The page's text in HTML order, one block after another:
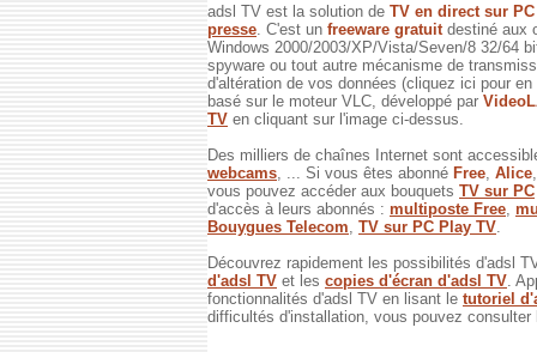
adsl TV est la solution de TV en direct sur
presse . C'est un freeware gratuit destiné aux
Windows 2000/2003/XP/Vista/Seven/8 32/64
spyware ou tout autre mécanisme de
d'altération de vos données (cliquez ici pour
basé sur le moteur VLC, développé par
TV en cliquant sur l'image ci-dessus.
Des milliers de chaînes Internet sont
webcams , ... Si vous êtes abonné Free Alice
vous pouvez accéder aux bouquets TV sur PC
d'accès à leurs abonnés : multiposte Free
Bouygues Telecom TV sur PC Play TV
Découvrez rapidement les possibilités d'adsl
d'adsl TV et les copies d'écran d'adsl TV .
fonctionnalités d'adsl TV en lisant le tutoriel
difficultés d'installation, vous pouvez